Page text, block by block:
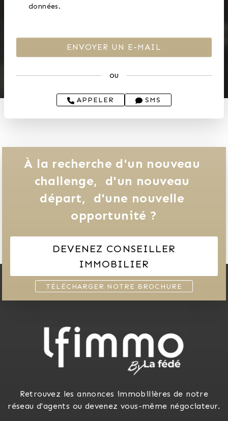
données.
ou
APPELER SMS
À la recherche d'un nouveau
challenge,
d'un nouveau
départ,
d'une nouvelle
opportunité ?
DEVENEZ CONSEILLER
IMMOBILIER
TÉLÉCHARGER NOTRE BROCHURE
Retrouvez les annonces immobilières de notre
réseau d'agents ou devenez vous-même négociateur.